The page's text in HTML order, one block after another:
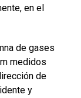
en el
de gases
medidos
de
y